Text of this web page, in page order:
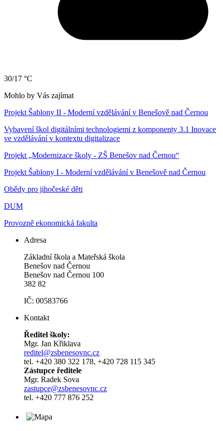
30/17 °C
Mohlo by Vás zajímat
Projekt Šablony II - Moderní vzdělávání v Benešově nad Černou
Vybavení škol digitálními technologiemi z komponenty 3.1 Inovace
ve vzdělávání v kontextu digitalizace
Projekt „Modernizace školy - ZŠ Benešov nad Černou“
Projekt Šablony I - Moderní vzdělávání v Benešově nad Černou
Obědy pro jihočeské děti
DUM
Provozně ekonomická fakulta
Adresa
Základní škola a Mateřská škola
Benešov nad Černou
Benešov nad Černou 100
382 82
IČ: 00583766
Kontakt
Ředitel školy:
Mgr. Jan Křiklava
reditel@zsbenesovnc.cz
tel. +420 380 322 178, +420 728 115 345
Zástupce ředitele
Mgr. Radek Sova
zastupce@zsbenesovnc.cz
tel. +420 777 876 252